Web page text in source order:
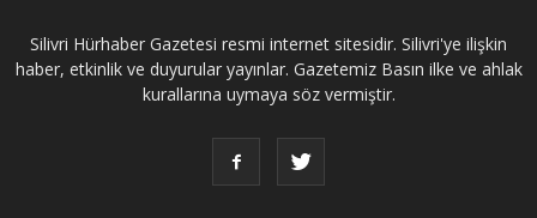
Silivri Hürhaber Gazetesi resmi internet sitesidir. Silivri'ye ilişkin
haber, etkinlik ve duyurular yayınlar. Gazetemiz Basın ilke ve ahlak
kurallarına uymaya söz vermiştir.